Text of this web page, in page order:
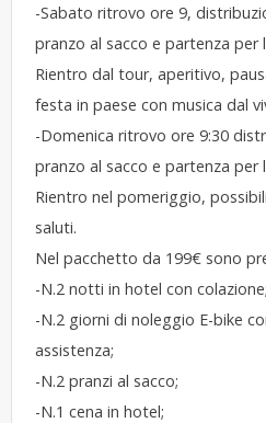
-Sabato ritrovo ore 9,
pranzo al sacco e partenza per
Rientro dal tour, aperitivo,
festa in paese con musica dal
-Domenica ritrovo ore 9:30
pranzo al sacco e partenza per
Rientro nel pomeriggio,
saluti.
Nel pacchetto da 199€ sono
-N.2 notti in hotel con colazione;
-N.2 giorni di noleggio E-bike
assistenza;
-N.2 pranzi al sacco;
-N.1 cena in hotel;